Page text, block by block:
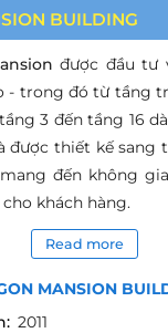
BUILDING
được đầu tư
- trong đó từ tầng
3 đến tầng 16
được thiết kế
đến không
khách hàng.
Read more
MANSION
2011